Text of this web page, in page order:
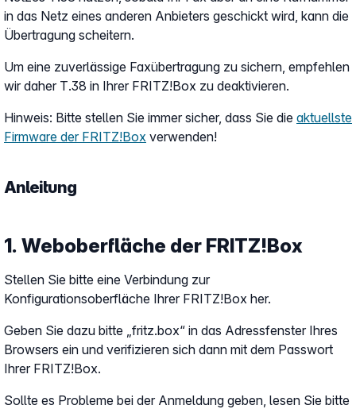
in das Netz eines anderen Anbieters geschickt wird, kann die
Übertragung scheitern.
Um eine zuverlässige Faxübertragung zu sichern, empfehlen
wir daher T.38 in Ihrer FRITZ!Box zu deaktivieren.
Hinweis: Bitte stellen Sie immer sicher, dass Sie die aktuellste
Firmware der FRITZ!Box verwenden!
Anleitung
1. Weboberfläche der FRITZ!Box
Stellen Sie bitte eine Verbindung zur
Konfigurationsoberfläche Ihrer FRITZ!Box her.
Geben Sie dazu bitte „fritz.box“ in das Adressfenster Ihres
Browsers ein und verifizieren sich dann mit dem Passwort
Ihrer FRITZ!Box.
Sollte es Probleme bei der Anmeldung geben, lesen Sie bitte